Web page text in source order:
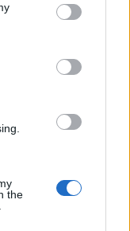
the
για ψηφιακές
είπε
και πολλή
συντάξεις σε δύο
Ψηφιοποίηση
επόμενη